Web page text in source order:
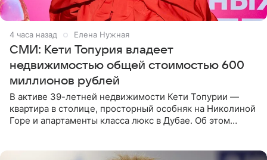
4 часа назад Елена Нужная
СМИ: Кети Топурия владеет
недвижимостью общей стоимостью 600
миллионов рублей
В активе 39-летней недвижимости Кети Топурии —
квартира в столице, просторный особняк на Николиной
Горе и апартаменты класса люкс в Дубае. Об этом